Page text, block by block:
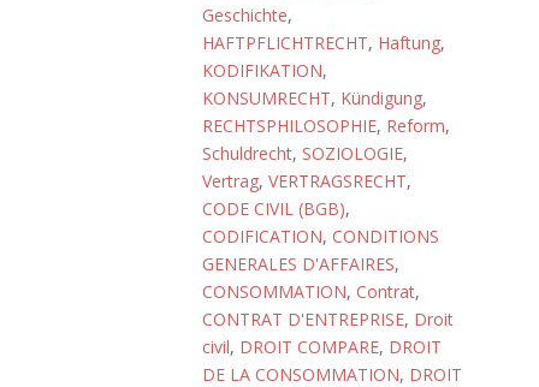
Geschichte,
HAFTPFLICHTRECHT, Haftung,
KODIFIKATION,
KONSUMRECHT, Kündigung,
RECHTSPHILOSOPHIE, Reform,
Schuldrecht, SOZIOLOGIE,
Vertrag, VERTRAGSRECHT,
CODE CIVIL (BGB),
CODIFICATION, CONDITIONS
GENERALES D'AFFAIRES,
CONSOMMATION, Contrat,
CONTRAT D'ENTREPRISE, Droit
civil, DROIT COMPARE, DROIT
DE LA CONSOMMATION, DROIT